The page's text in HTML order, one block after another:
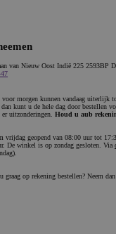
van Nieuw Oost Indië 225 2593BP
morgen kunnen vandaag uiterlijk
dan kunt u de hele dag door bestellen
uitzonderingen. Houd u aub
vrijdag geopend van 08:00 uur tot
De winkel is op zondag gesloten. Via
op rekening bestellen? Neem